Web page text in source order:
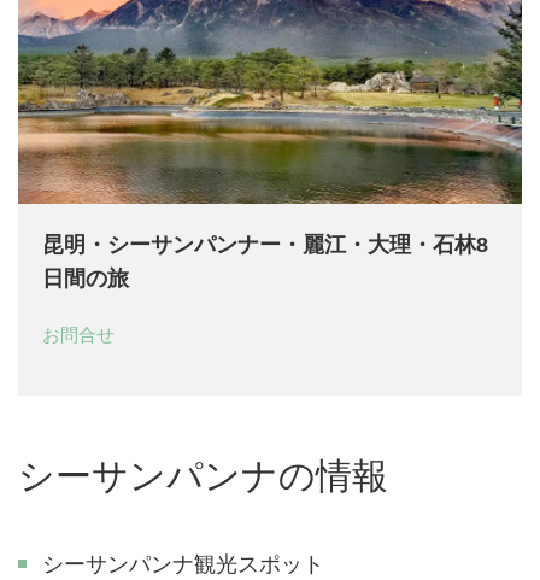
昆明・シーサンパンナー・麗江・大理・石林8
日間の旅
お問合せ
シーサンパンナの情報
シーサンパンナ観光スポット